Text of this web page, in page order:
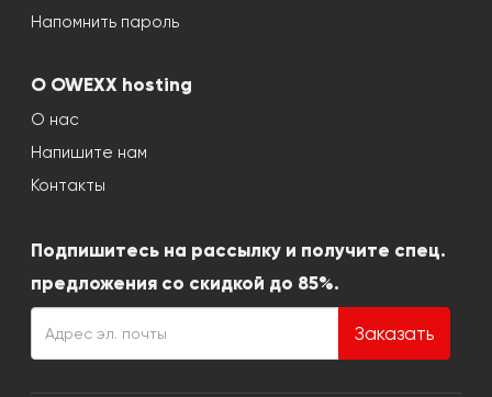
Напомнить пароль
О OWEXX hosting
О нас
Напишите нам
Контакты
Подпишитесь на рассылку и получите спец.
предложения со скидкой до 85%.
Заказать